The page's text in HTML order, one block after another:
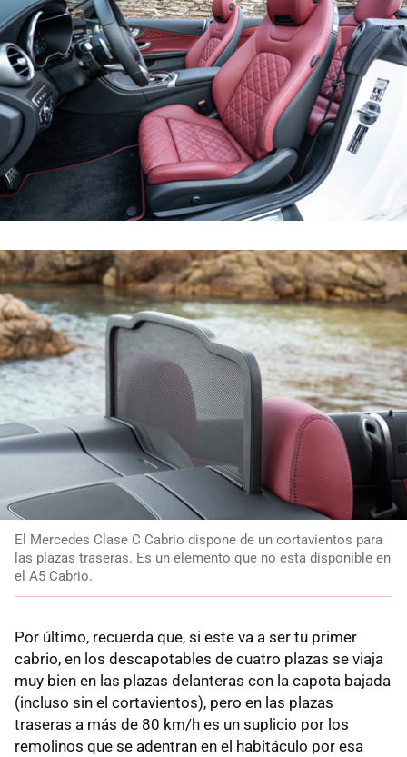
El Mercedes Clase C Cabrio dispone de un cortavientos para
las plazas traseras. Es un elemento que no está disponible en
el A5 Cabrio.
Por último, recuerda que, si este va a ser tu primer
cabrio, en los descapotables de cuatro plazas se viaja
muy bien en las plazas delanteras con la capota bajada
(incluso sin el cortavientos), pero en las plazas
traseras a más de 80 km/h es un suplicio por los
remolinos que se adentran en el habitáculo por esa